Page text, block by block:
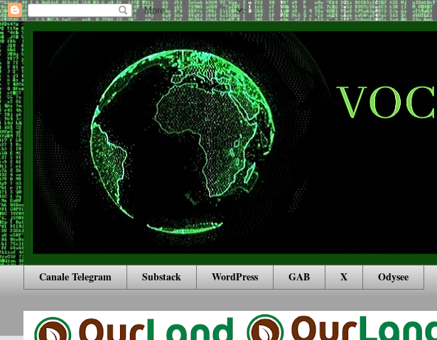
Canale Telegram Substack WordPress GAB X Odysee